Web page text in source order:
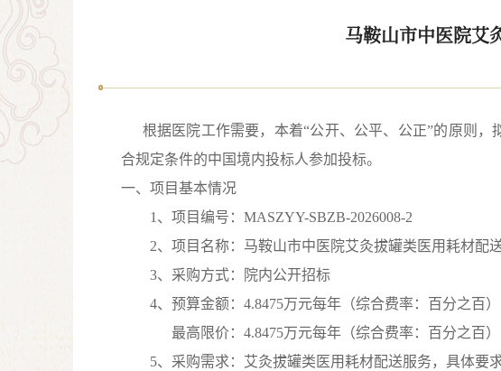
马鞍山市中医院艾
根据医院工作需要，本着“公开、公平、公正”的原则，
合规定条件的中国境内投标人参加投标。
一、项目基本情况
1、项目编号： MASZYY-SBZB-2026008-2
2、项目名称： 马鞍山市中医院艾灸拔罐类医用耗材配
3、采购方式：
院内公开招标
4、预算金额： 4.8475万元每年（综合费率：百分之百）
最高限价： 4.8475万元每年（综合费率：百分之百）
5、采购需求： 艾灸拔罐类医用耗材配送服务 ，具体要